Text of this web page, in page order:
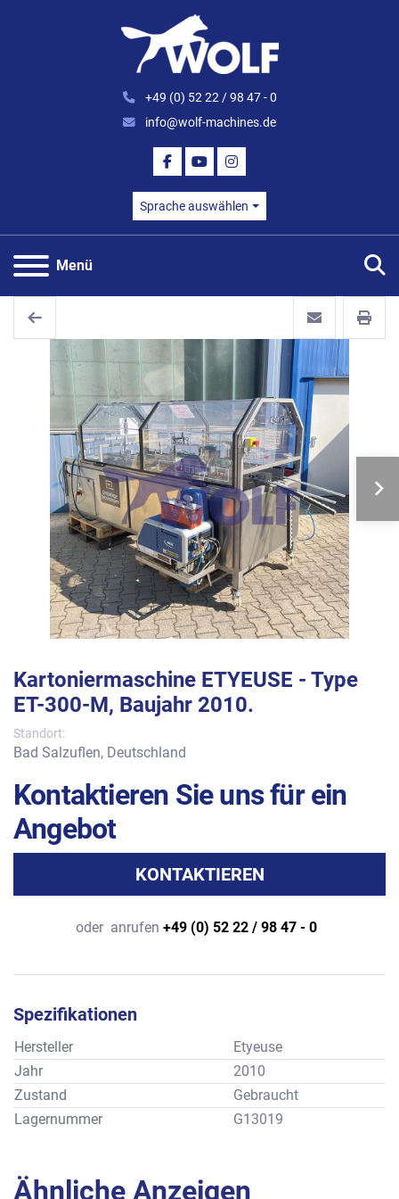
+49 (0) 52 22 / 98 47 - 0
info@wolf-machines.de
FACEBOOK
YOUTUBEINSTAGRAM
Sprache auswählen
Menü
Kartoniermaschine ETYEUSE - Type
ET-300-M, Baujahr 2010.
Standort:
Bad Salzuflen, Deutschland
Kontaktieren Sie uns für ein
Angebot
KONTAKTIEREN
oder anrufen +49 (0) 52 22 / 98 47 - 0
Spezifikationen
Hersteller
Etyeuse
Jahr
2010
Zustand
Gebraucht
Lagernummer
G13019
Ähnliche Anzeigen